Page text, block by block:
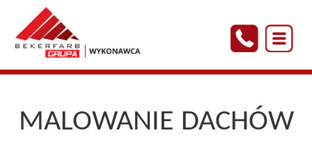
MALOWANIE DACHÓW